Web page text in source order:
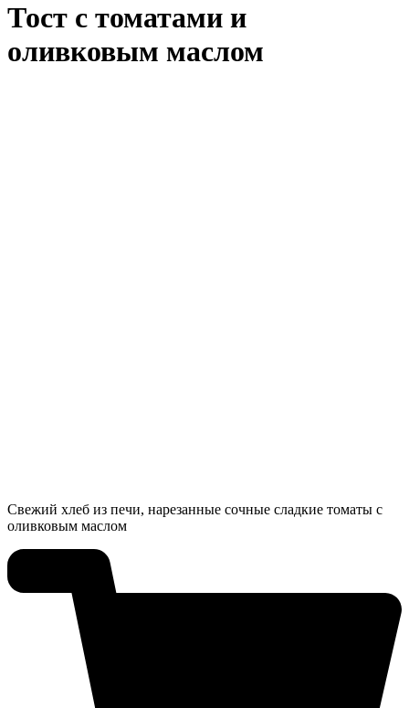
Тост с томатами и
оливковым маслом
Свежий хлеб из печи, нарезанные сочные сладкие томаты с
оливковым маслом